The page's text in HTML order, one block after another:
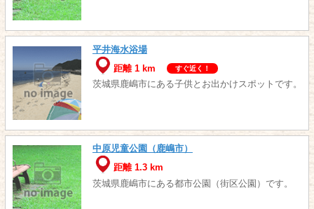
平井海水浴場
距離 1 km
すぐ近く！
茨城県鹿嶋市にある子供とお出かけスポットです。
中原児童公園（鹿嶋市）
距離 1.3 km
茨城県鹿嶋市にある都市公園（街区公園）です。